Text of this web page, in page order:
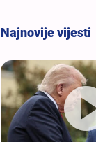
Najnovije vijesti